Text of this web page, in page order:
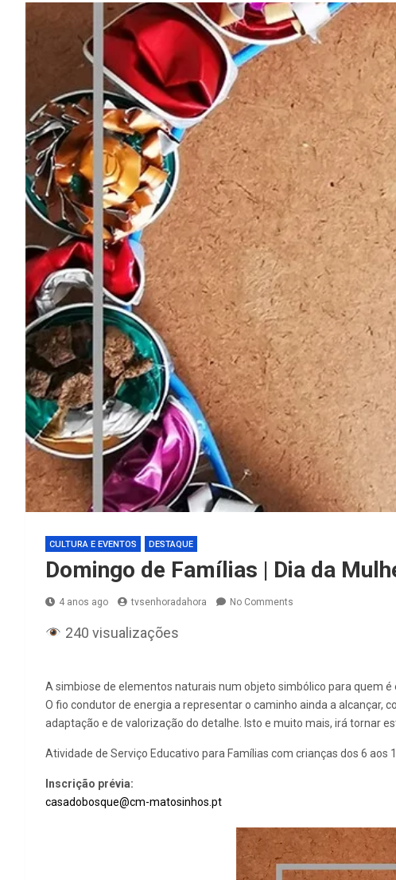
CULTURA E EVENTOS DESTAQUE
Domingo de Famílias | Dia da
4 anos ago tvsenhoradahora No Comments
240 visualizações
A simbiose de elementos naturais num objeto simbólico para quem é
O fio condutor de energia a representar o caminho ainda a alcançar,
adaptação e de valorização do detalhe. Isto e muito mais, irá tornar
Atividade de Serviço Educativo para Famílias com crianças dos 6 aos
Inscrição prévia:
casadobosque@cm-matosinhos.pt